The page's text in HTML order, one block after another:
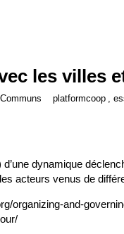
les villes
platformcoop ,
dynamique
acteurs venus de
organizing-and-